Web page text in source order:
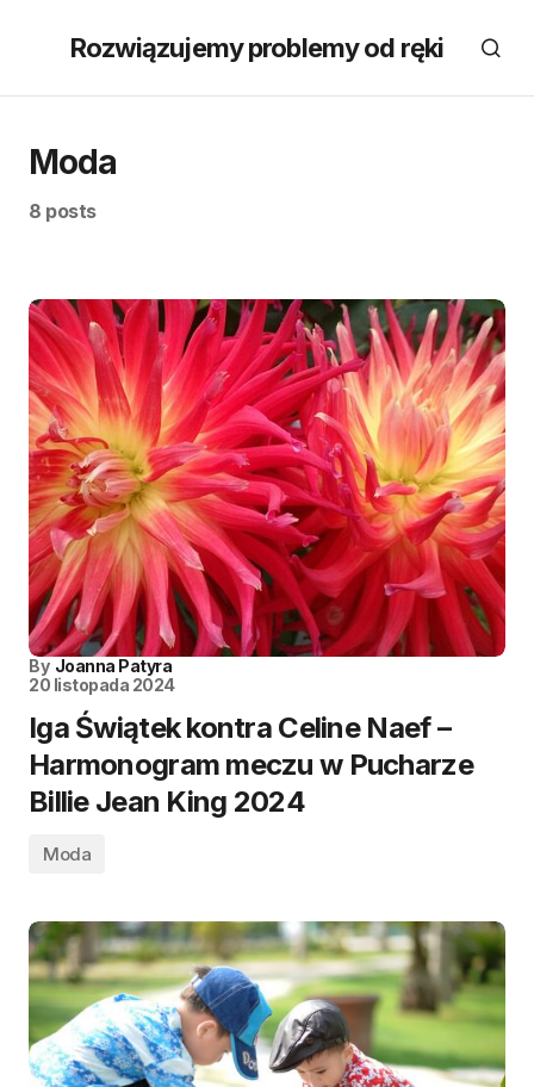
Rozwiązujemy problemy od ręki
Moda
8 posts
By Joanna Patyra
20 listopada 2024
Iga Świątek kontra Celine Naef –
Harmonogram meczu w Pucharze
Billie Jean King 2024
Moda